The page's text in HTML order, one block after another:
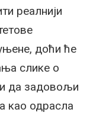
реалнији
доћи ће
слике о
да задовољи
као одрасла